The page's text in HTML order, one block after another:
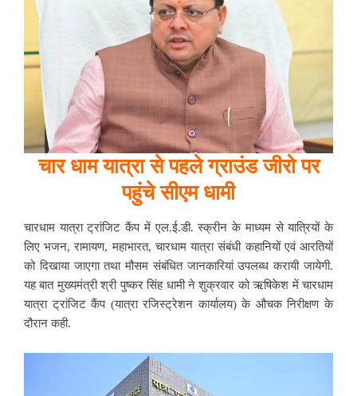
चार धाम यात्रा से पहले ग्राउंड जीरो पर
पहुंचे सीएम धामी
चारधाम यात्रा ट्रांजिट कैंप में एल.ई.डी. स्क्रीन के माध्यम से यात्रियों के
लिए भजन, रामायण, महाभारत, चारधाम यात्रा संबंधी कहानियों एवं आरतियों
को दिखाया जाएगा तथा मौसम संबंधित जानकारियां उपलब्ध करायी जायेगी.
यह बात मुख्यमंत्री श्री पुष्कर सिंह धामी ने शुक्रवार को ऋषिकेश में चारधाम
यात्रा ट्रांजिट कैंप (यात्रा रजिस्ट्रेशन कार्यालय) के औचक निरीक्षण के
दौरान कही.